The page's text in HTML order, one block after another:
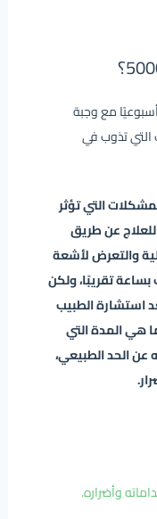
مرة واحدة أسبوعيًا مع وجبة
التي تذوب في
نقص فيتامين د3 من المشكلات التي تؤثر
عن طريق
د 50000 وحدة دولية والتعرض لأشعة
تقريبًا، ولكن
استشارة الطبيب
هي المدة التي
عن الحد الطبيعي،